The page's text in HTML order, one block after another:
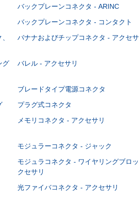
バックプレーンコネクタ - ARINC
バックプレーンコネクタ - コンタクト
バナナおよびチップコネクタ - アクセサ
グ
バレル - アクセサリ
ブレードタイプ電源コネクタ
プラグ式コネクタ
メモリコネクタ - アクセサリ
モジュラーコネクタ - ジャック
モジュラコネクタ - ワイヤリングブロ
クセサリ
光ファイバコネクタ - アクセサリ